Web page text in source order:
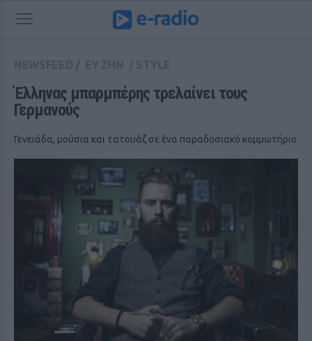
Έλληνας μπαρμπέρης τρελαίνει τους
Γερμανούς
Γενειάδα, μούσια και τατουάζ σε ένα παραδοσιακό κομμωτήριο